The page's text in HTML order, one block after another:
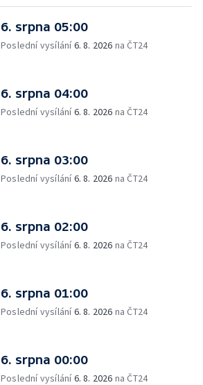
6. srpna 05:00
Poslední vysílání6. 8. 2026 na ČT24
6. srpna 04:00
Poslední vysílání6. 8. 2026 na ČT24
6. srpna 03:00
Poslední vysílání6. 8. 2026 na ČT24
6. srpna 02:00
Poslední vysílání6. 8. 2026 na ČT24
6. srpna 01:00
Poslední vysílání6. 8. 2026 na ČT24
6. srpna 00:00
Poslední vysílání6. 8. 2026 na ČT24